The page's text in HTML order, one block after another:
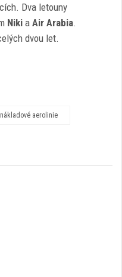
Dva letouny
Niki a Air Arabia.
dvou let.
aerolinie